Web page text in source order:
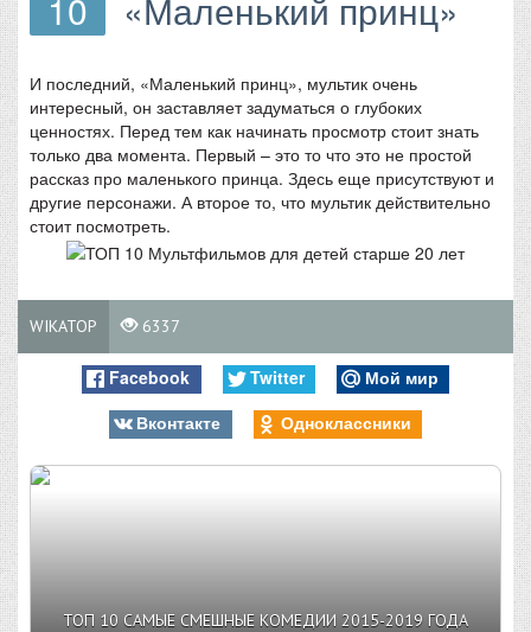
10 «Маленький принц»
И последний, «Маленький принц», мультик очень
интересный, он заставляет задуматься о глубоких
ценностях. Перед тем как начинать просмотр стоит знать
только два момента. Первый – это то что это не простой
рассказ про маленького принца. Здесь еще присутствуют и
другие персонажи. А второе то, что мультик действительно
стоит посмотреть.
WIKATOP 6337
Facebook Twitter
Мой мир
Вконтакте
Одноклассники
ТОП 10 САМЫЕ СМЕШНЫЕ КОМЕДИИ 2015-2019 ГОДА